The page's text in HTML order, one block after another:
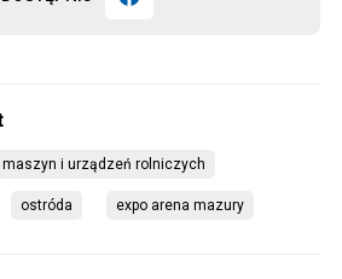
i urządzeń rolniczych
ostróda expo arena mazury